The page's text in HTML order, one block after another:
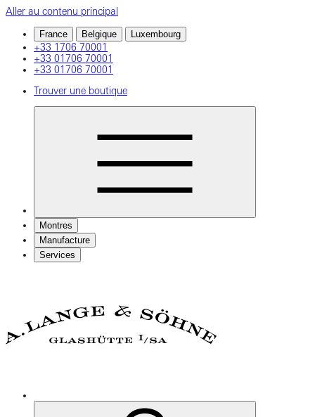
Aller au contenu principal
France Belgique Luxembourg
+33 1706 70001
+33 01706 70001
+33 01706 70001
Trouver une boutique
Montres
Manufacture
Services